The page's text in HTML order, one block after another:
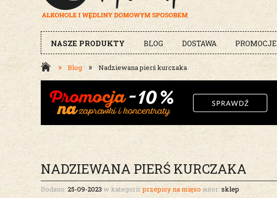
NASZE PRODUKTY BLOG DOSTAWA PROMOCJE
» Blog » Nadziewana pierś kurczaka
NADZIEWANA PIERŚ KURCZAKA
Dodano: 25-09-2023 w kategorii:przepisy na mięso autor: sklep